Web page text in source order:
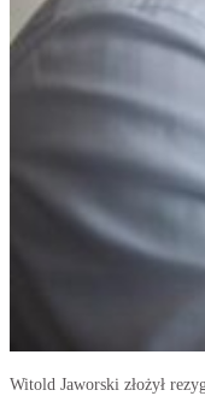
Witold Jaworski złożył